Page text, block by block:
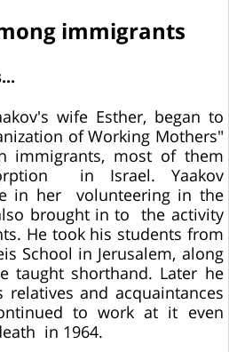
immigrants
wife Esther, began to
of Working Mothers"
immigrants, most of them
in Israel. Yaakov
in her volunteering in the
brought in to the activity
He took his students from
School in Jerusalem, along
taught shorthand. Later he
and acquaintances
to work at it even
in 1964.